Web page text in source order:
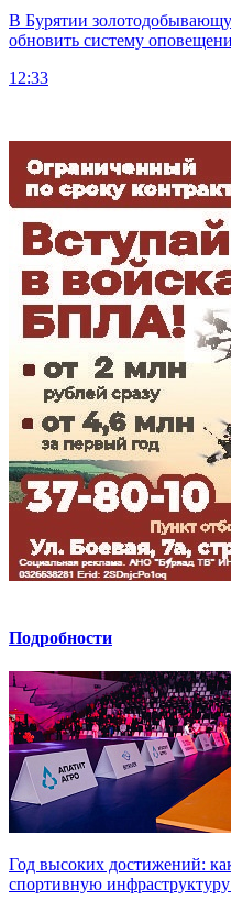
В Бурятии
обновить систему
12:33
Подробности
Год высоких достижений:
спортивную